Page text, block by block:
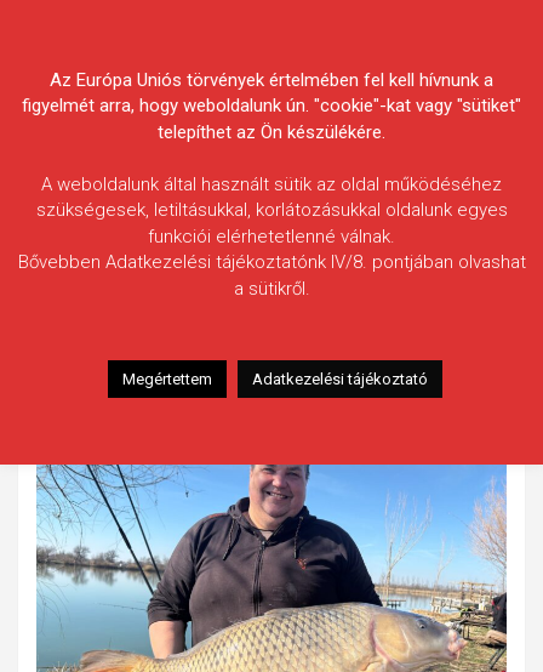
Egyesületek Szövetsége
Nagy Ferenc
Halfaj: Ponty
Fogott hal adatai: 17,20 kg
Az Európa Uniós törvények értelmében fel kell hívnunk a
figyelmét arra, hogy weboldalunk ún. "cookie"-kat vagy "sütiket"
telepíthet az Ön készülékére.
A weboldalunk által használt sütik az oldal működéséhez
szükségesek, letiltásukkal, korlátozásukkal oldalunk egyes
funkciói elérhetetlenné válnak.
Bővebben Adatkezelési tájékoztatónk IV/8. pontjában olvashat
a sütikről.
Megértettem Adatkezelési tájékoztató